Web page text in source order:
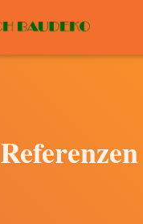
Referenzen